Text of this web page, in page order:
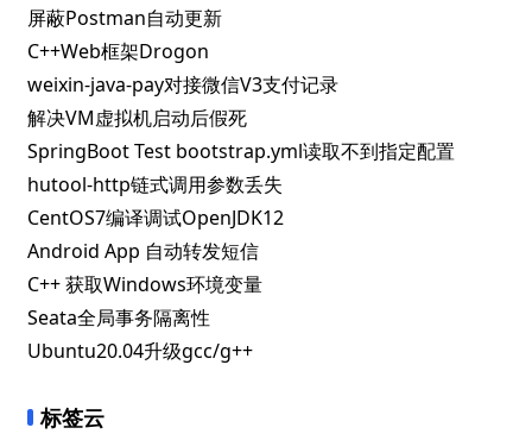
屏蔽Postman自动更新
C++Web框架Drogon
weixin-java-pay对接微信V3支付记录
解决VM虚拟机启动后假死
SpringBoot Test bootstrap.yml读取不到指定配置
hutool-http链式调用参数丢失
CentOS7编译调试OpenJDK12
Android App 自动转发短信
C++ 获取Windows环境变量
Seata全局事务隔离性
Ubuntu20.04升级gcc/g++
标签云